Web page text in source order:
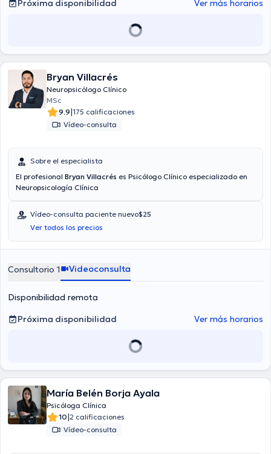
Próxima disponibilidad
Ver más horarios
Bryan Villacrés
Neuropsicólogo Clínico
MSc
9.9|175 calificaciones
Vídeo-consulta
Sobre el especialista
El profesional Bryan Villacrés es Psicólogo Clínico especializado en
Neuropsicología Clínica
Vídeo-consulta paciente nuevo$25
Ver todos los precios
Consultorio 1 Videoconsulta
Disponibilidad remota
Próxima disponibilidad
Ver más horarios
María Belén Borja Ayala
Psicóloga Clínica
10|2 calificaciones
Vídeo-consulta